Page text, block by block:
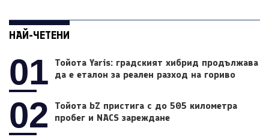
НАЙ-ЧЕТЕНИ
01
Тойота Yaris: градският хибрид продължава
да е еталон за реален разход на гориво
02
Тойота bZ пристига с до 505 километра
пробег и NACS зареждане